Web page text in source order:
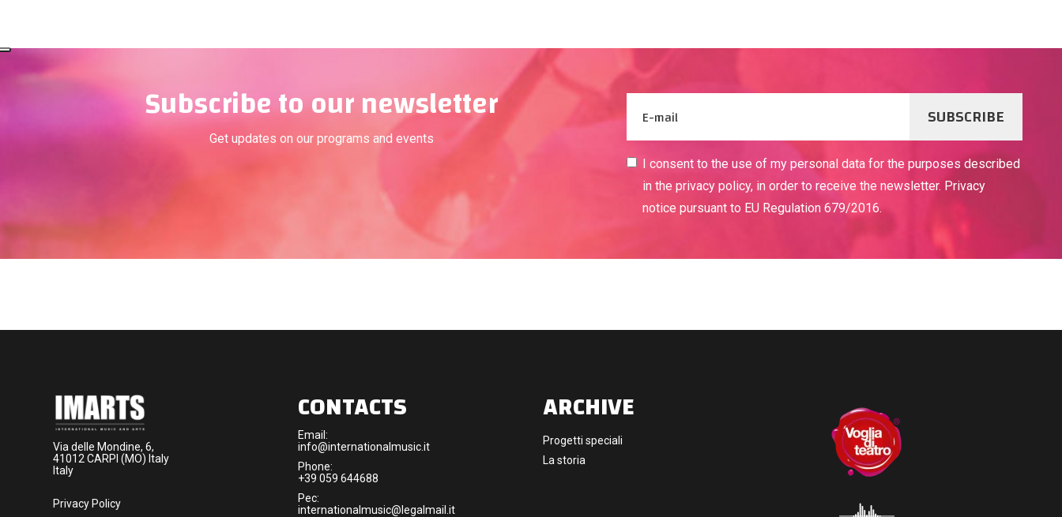
Subscribe to our newsletter
Get updates on our programs and events
SUBSCRIBE
I consent to the use of my personal data for the purposes described
in the privacy policy, in order to receive the newsletter. Privacy
notice pursuant to EU Regulation 679/2016.
Via delle Mondine, 6,
41012 CARPI (MO) Italy
Italy
Privacy Policy
CONTACTS
Email:
info@internationalmusic.it
Phone:
+39 059 644688
Pec:
internationalmusic@legalmail.it
ARCHIVE
Progetti speciali
La storia